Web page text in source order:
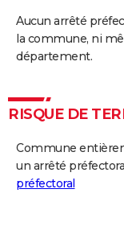
Aucun arrêté
la commune, ni
département.
RISQUE DE
Commune
un arrêté
préfectoral